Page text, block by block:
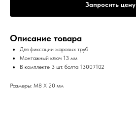
Запросить цену
Описание товара
Для фиксации жаровых труб
Монтажный ключ 13 мм
В комплекте 3 шт. болта 13007102
Размеры: M8 X 20 мм